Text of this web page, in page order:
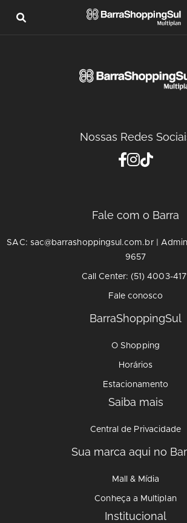
Nossas Redes
Fale com o Barra
SAC: sac@barrashoppingsul.com.br |
9657
Call Center: (51) 4003-
Fale conosco
BarraShoppingSul
O Shopping
Horários
Estacionamento
Saiba mais
Central de Privacidade
Sua marca aqui no
Mall & Mídia
Conheça a Multiplan
Institucional